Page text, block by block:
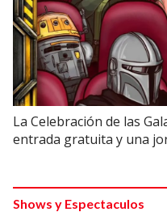
La Celebración de las
entrada gratuita y una
Shows y Espectaculos